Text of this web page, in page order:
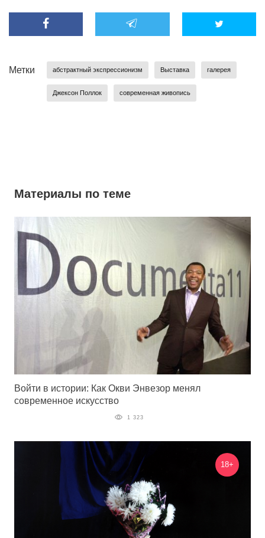
Метки абстрактный экспрессионизм Выставка галерея
Джексон Поллок современная живопись
Материалы по теме
Войти в истории: Как Окви Энвезор менял
современное искусство
1 323
18+